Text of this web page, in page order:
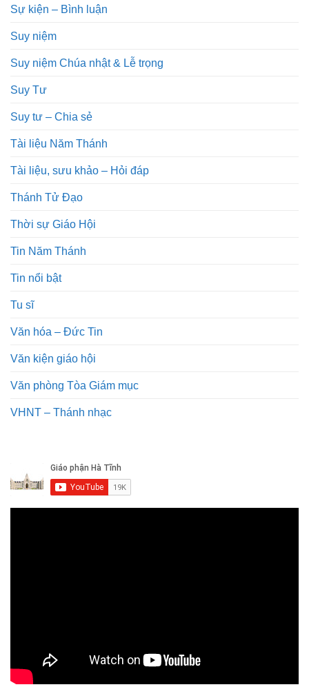
Sự kiện – Bình luận
Suy niệm
Suy niệm Chúa nhật & Lễ trọng
Suy Tư
Suy tư – Chia sẻ
Tài liệu Năm Thánh
Tài liệu, sưu khảo – Hỏi đáp
Thánh Tử Đạo
Thời sự Giáo Hội
Tin Năm Thánh
Tin nổi bật
Tu sĩ
Văn hóa – Đức Tin
Văn kiện giáo hội
Văn phòng Tòa Giám mục
VHNT – Thánh nhạc